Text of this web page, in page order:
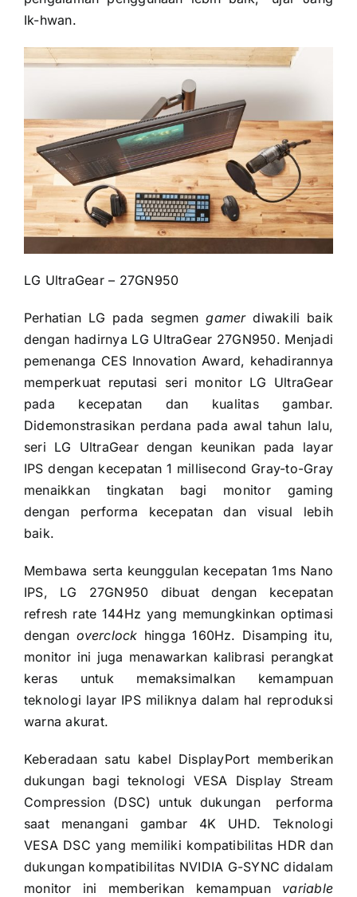
Ik-hwan.
LG UltraGear – 27GN950
Perhatian LG pada segmengamerdiwakili baik
dengan hadirnya LG UltraGear 27GN950. Menjadi
pemenanga CES Innovation Award, kehadirannya
memperkuat reputasi seri monitor LG UltraGear
pada kecepatan dan kualitas gambar.
Didemonstrasikan perdana pada awal tahun lalu,
seri LG UltraGear dengan keunikan pada layar
IPS dengan kecepatan 1 millisecond Gray-to-Gray
menaikkan tingkatan bagi monitor gaming
dengan performa kecepatan dan visual lebih
baik.
Membawa serta keunggulan kecepatan 1ms Nano
IPS, LG 27GN950 dibuat dengan kecepatan
refresh rate 144Hz yang memungkinkan optimasi
dengan overclock hingga 160Hz. Disamping itu,
monitor ini juga menawarkan kalibrasi perangkat
keras untuk memaksimalkan kemampuan
teknologi layar IPS miliknya dalam hal reproduksi
warna akurat.
Keberadaan satu kabel DisplayPort memberikan
dukungan bagi teknologi VESA Display Stream
Compression (DSC) untuk dukungan performa
saat menangani gambar 4K UHD. Teknologi
VESA DSC yang memiliki kompatibilitas HDR dan
dukungan kompatibilitas NVIDIA G-SYNC didalam
monitor ini memberikan kemampuan variable